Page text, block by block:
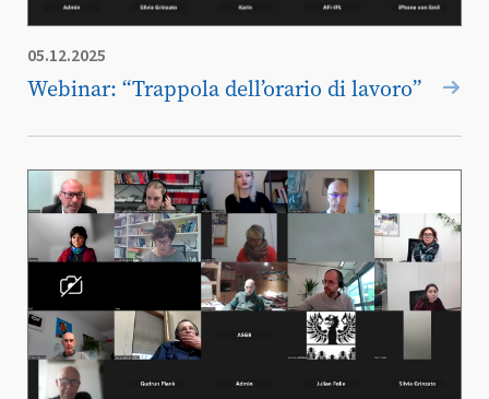
05.12.2025
Webinar: “Trappola dell’orario di lavoro”